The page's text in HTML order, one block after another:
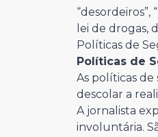
“desordeiros”,
lei de drogas,
Políticas de
Políticas de
As políticas de
descolar a
A jornalista
involuntária.